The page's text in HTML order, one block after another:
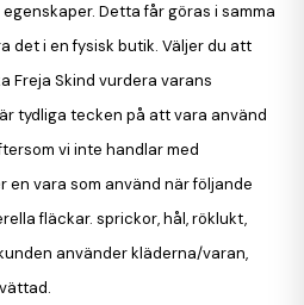
Detta får göras i samma
det i en fysisk butik. Väljer du att
Freja Skind vurdera varans
tydliga tecken på att vara använd
vi inte handlar med
en vara som använd när följande
fläckar. sprickor, hål, röklukt,
använder kläderna/varan,